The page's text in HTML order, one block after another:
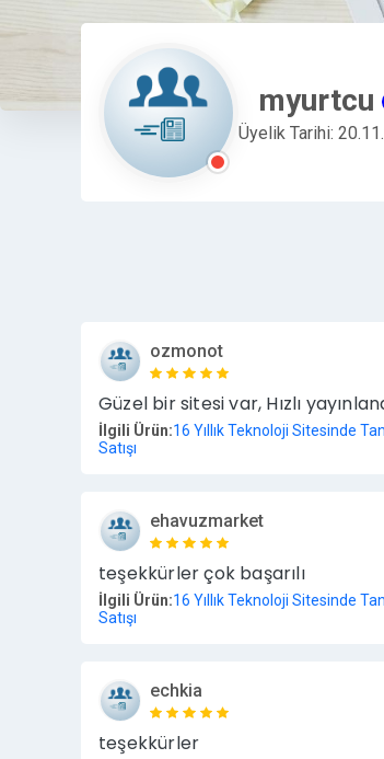
myurtcu
Üyelik Tarihi:
ozmonot
Güzel bir sitesi var, Hızlı
İlgili Ürün:16 Yıllık Teknoloji Sitesinde
Satışı
ehavuzmarket
teşekkürler çok başarılı
İlgili Ürün:16 Yıllık Teknoloji Sitesinde
Satışı
echkia
teşekkürler